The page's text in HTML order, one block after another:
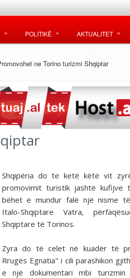
POLITIKË AKTUALITET
ne Torino turizmi Shqiptar
Shqipëria do te ketë këtë vit
promovimit turistik jashtë
bëhet e mundur falë një nisme
Italo-Shqiptare Vatra,
Shqiptare të Torinos.
Zyra do të celet në kuadër të
Rrugës Egnatia" i cili parashikon
e një dokumentari mbi turizmin